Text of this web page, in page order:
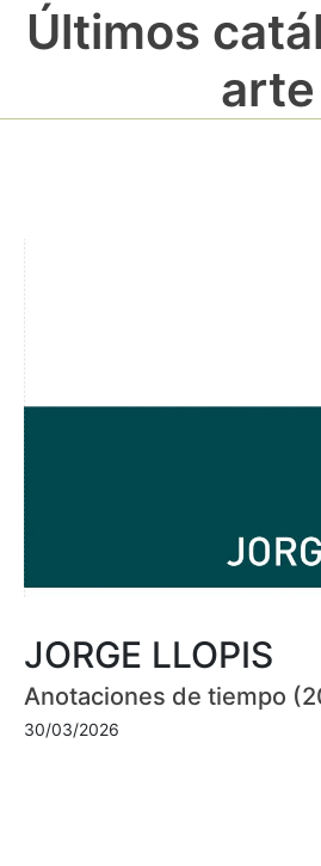
Últimos
arte
JORGE LLOPIS
Anotaciones de tiempo
30/03/2026